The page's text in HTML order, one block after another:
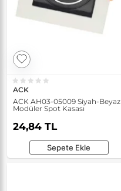
ACK
ACK AH03-05009 Siyah-Beyaz
Modüler Spot Kasası
24,84 TL
Sepete Ekle